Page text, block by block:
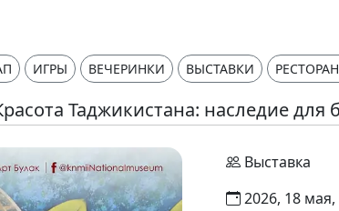
ИГРЫ ВЕЧЕРИНКИ ВЫСТАВКИ
Таджикистана: наследие для
Выставка
2026, 18